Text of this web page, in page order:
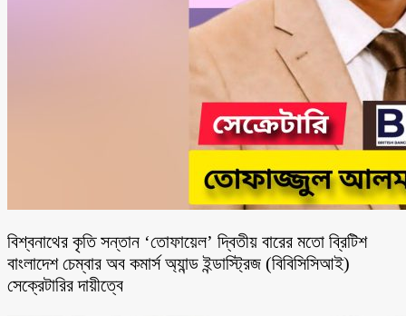
বিশ্বনাথের কৃতি সন্তান ‘তোফায়েল’ দ্বিতীয় বারের মতো ব্রিটিশ
বাংলাদেশ চেম্বার অব কমার্স অ্যান্ড ইন্ডাস্ট্রিজ (বিবিসিসিআই)
সেক্রেটারির দায়ীত্বে